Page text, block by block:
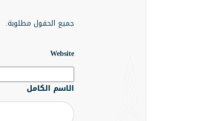
جميع الحقول مطلوبة.
Website
الاسم الكامل